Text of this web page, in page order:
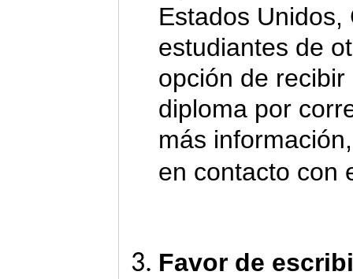
Estados
estudiantes de
opción de
diploma por
más
en contacto con
Favor de